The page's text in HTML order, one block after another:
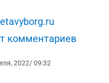
комментариев
2022/09:32